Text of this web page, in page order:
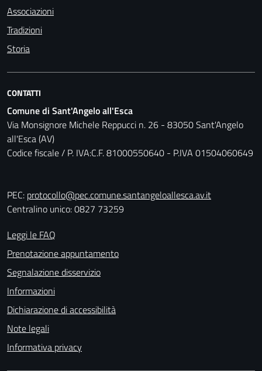
Associazioni
Tradizioni
Storia
CONTATTI
Comune di Sant'Angelo all'Esca
Via Monsignore Michele Reppucci n. 26 - 83050 Sant'Angelo
all'Esca (AV)
Codice fiscale / P. IVA:C.F. 81000550640 - P.IVA 01504060649
PEC: protocollo@pec.comune.santangeloallesca.av.it
Centralino unico: 0827 73259
Leggi le FAQ
Prenotazione appuntamento
Segnalazione disservizio
Informazioni
Dichiarazione di accessibilità
Note legali
Informativa privacy